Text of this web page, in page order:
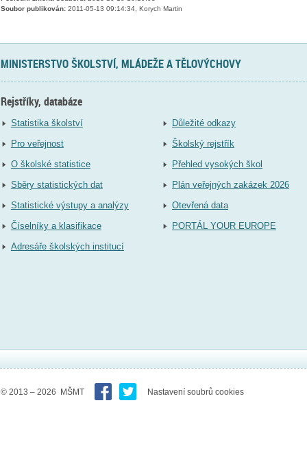
Soubor publikován:2011-05-13 09:14:34, Korych Martin
MINISTERSTVO ŠKOLSTVÍ, MLÁDEŽE A TĚLOVÝCHOVY
Rejstříky, databáze
Statistika školství
Pro veřejnost
O školské statistice
Sběry statistických dat
Statistické výstupy a analýzy
Číselníky a klasifikace
Adresáře školských institucí
Důležité odkazy
Školský rejstřík
Přehled vysokých škol
Plán veřejných zakázek 2026
Otevřená data
PORTÁL YOUR EUROPE
© 2013 – 2026 MŠMT Nastavení soubrů cookies